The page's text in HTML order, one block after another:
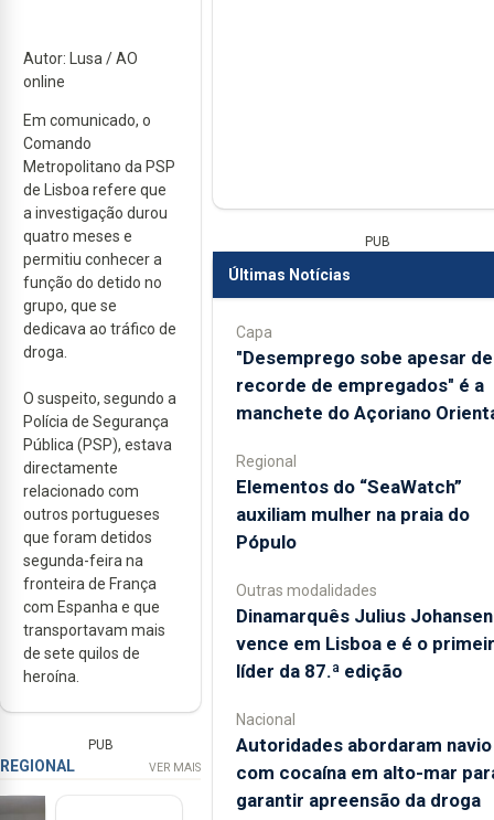
Autor: Lusa / AO
online
Em comunicado, o
Comando
Metropolitano da PSP
de Lisboa refere que
a investigação durou
quatro meses e
permitiu conhecer a
função do detido no
grupo, que se
dedicava ao tráfico de
droga.
O suspeito, segundo a
Polícia de Segurança
Pública (PSP), estava
directamente
relacionado com
outros portugueses
que foram detidos
segunda-feira na
fronteira de França
com Espanha e que
transportavam mais
de sete quilos de
heroína.
PUB
REGIONAL VER MAIS
PUB
Últimas Notícias
Capa
"Desemprego sobe apesar de
recorde de empregados" é a
manchete do Açoriano
Regional
​Elementos do “SeaWatch”
auxiliam mulher na praia do
Pópulo
Outras modalidades
Dinamarquês Julius Johansen
vence em Lisboa e é o
líder da 87.ª edição
Nacional
Autoridades abordaram navio
com cocaína em alto-mar
garantir apreensão da droga